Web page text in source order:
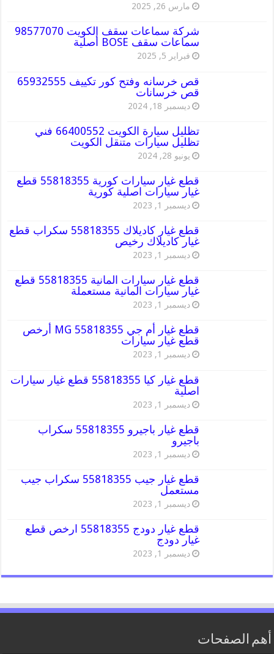
مارس 26, 2025
شركة سماعات سقف الكويت 98577070
سماعات سقف BOSE أصلية
فبراير 5, 2025
قص خرسانه وفتح كور تكييف 65932555
قص خرسانات
ديسمبر 18, 2024
تظليل سيارة الكويت 66400552 فني
تظليل سيارات متنقل الكويت
يونيو 28, 2024
قطع غيار سيارات كورية 55818355 قطع
غيار سيارات اصلية كورية
ديسمبر 1, 2023
قطع غيار كاديلاك 55818355 سكراب قطع
غيار كاديلاك رخيص
ديسمبر 1, 2023
قطع غيار سيارات المانية 55818355 قطع
غيار سيارات المانية مستعملة
ديسمبر 1, 2023
قطع غيار أم جي MG 55818355 أرخص
قطع غيار سيارات
ديسمبر 1, 2023
قطع غيار كيا 55818355 قطع غيار سيارات
اصلية
ديسمبر 1, 2023
قطع غيار باجيرو 55818355 سكراب
باجيرو
ديسمبر 1, 2023
قطع غيار جيب 55818355 سكراب جيب
مستعمل
ديسمبر 1, 2023
قطع غيار دودج 55818355 ارخص قطع
غيار دودج
ديسمبر 1, 2023
أهم الصفحات